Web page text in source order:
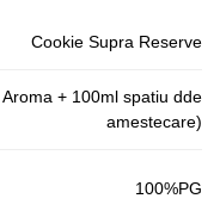
Cookie Supra Reserve
+ 100ml spatiu dde
amestecare)
100%PG